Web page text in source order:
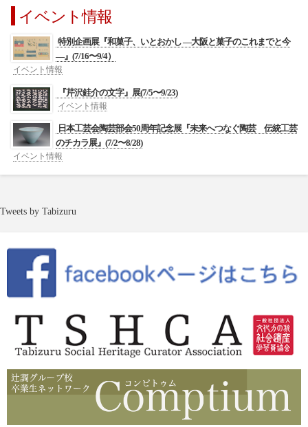
イベント情報
特別企画展『和菓子、いとおかし ―大阪と菓子のこれまでと今
―』(7/16〜9/4）
イベント情報
『芹沢銈介の文字』展(7/5〜9/23)
イベント情報
日本工芸会陶芸部会50周年記念展『未来へつなぐ陶芸 伝統工芸
のチカラ展』(7/2〜8/28)
イベント情報
Tweets by Tabizuru